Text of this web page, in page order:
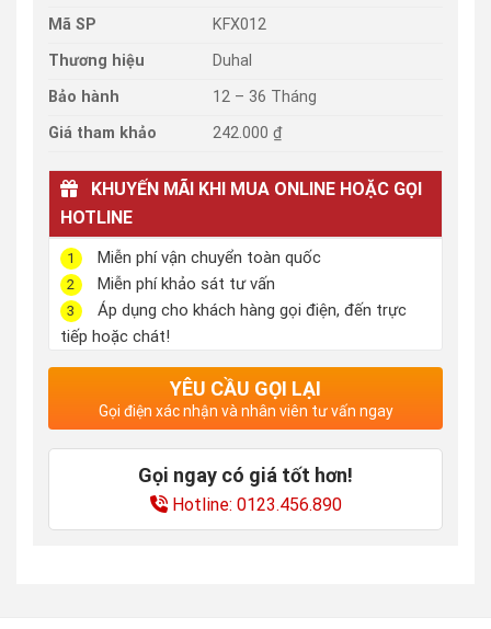
Mã SP
KFX012
Thương hiệu
Duhal
Bảo hành
12 – 36 Tháng
Giá tham khảo
242.000 ₫
KHUYẾN MÃI KHI MUA ONLINE HOẶC GỌI
HOTLINE
1 Miễn phí vận chuyển toàn quốc
2 Miễn phí khảo sát tư vấn
3
Áp dụng cho khách hàng gọi điện, đến trực
tiếp hoặc chát!
YÊU CẦU GỌI LẠI
Gọi điện xác nhận và nhân viên tư vấn ngay
Gọi ngay có giá tốt hơn!
Hotline: 0123.456.890